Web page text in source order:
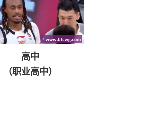
高中
（职业高中）